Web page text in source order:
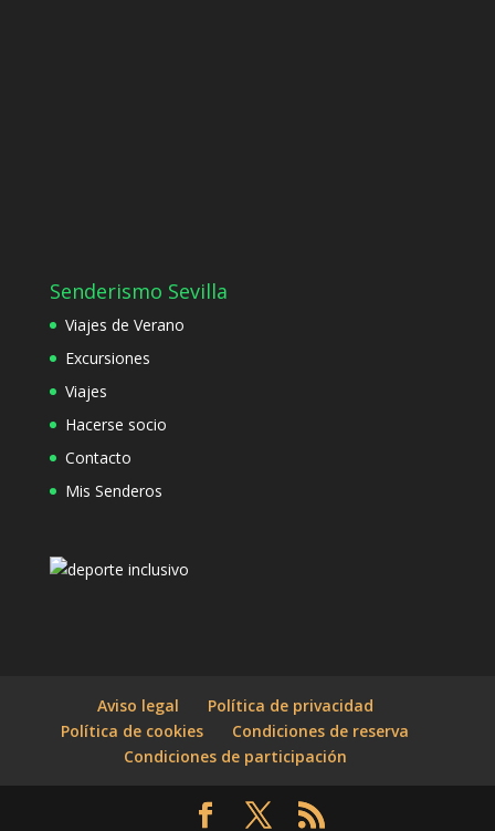
Senderismo Sevilla
Viajes de Verano
Excursiones
Viajes
Hacerse socio
Contacto
Mis Senderos
Aviso legal
Política de privacidad
Política de cookies
Condiciones de reserva
Condiciones de participación